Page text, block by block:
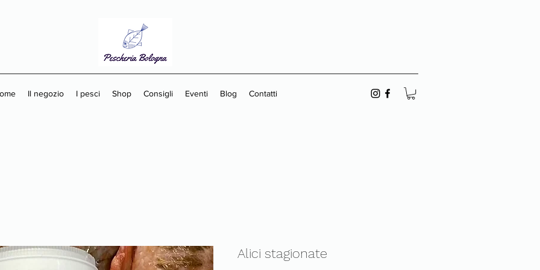
Il negozio I pesci Shop Consigli Eventi Blog Contatti
Alici stagionate